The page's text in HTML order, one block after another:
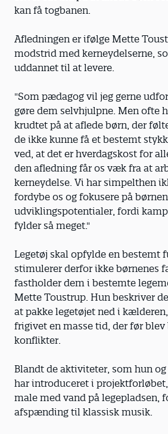
kan få togbanen.
Afledningen er ifølge Mette
modstrid med kerneydelserne,
uddannet til at levere.
"Som pædagog vil jeg gerne
gøre dem selvhjulpne. Men ofte
krudtet på at aflede børn, der
de ikke kunne få et bestemt
ved, at det er hverdagskost for
den afledning får os væk fra at
kerneydelse. Vi har simpelthen
fordybe os og fokusere på
udviklingspotentialer, fordi
fylder så meget."
Legetøj skal opfylde en bestemt
stimulerer derfor ikke børnenes
fastholder dem i bestemte
Mette Toustrup. Hun beskriver
at pakke legetøjet ned i
frigivet en masse tid, der før blev
konflikter.
Blandt de aktiviteter, som hun
har introduceret i projektforløbet,
male med vand på legepladsen,
afspænding til klassisk musik.